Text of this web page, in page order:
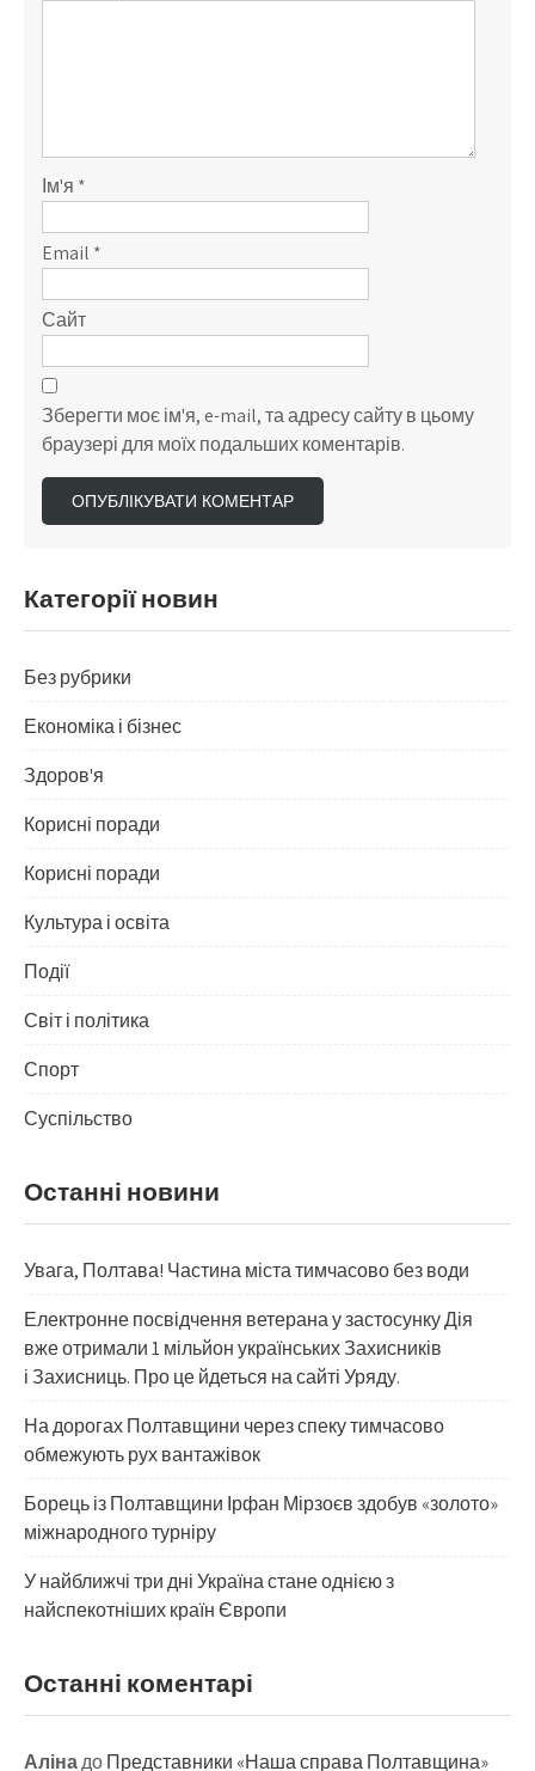
Ім'я *
Email *
Сайт
Зберегти моє ім'я, e-mail, та адресу сайту в цьому
браузері для моїх подальших коментарів.
Категорії новин
Без рубрики
Економіка і бізнес
Здоров'я
Корисні поради
Корисні поради
Культура і освіта
Події
Світ і політика
Спорт
Суспільство
Останні новини
Увага, Полтава! Частина міста тимчасово без води
Електронне посвідчення ветерана у застосунку Дія
вже отримали 1 мільйон українських Захисників
і Захисниць. Про це йдеться на сайті Уряду.
На дорогах Полтавщини через спеку тимчасово
обмежують рух вантажівок
Борець із Полтавщини Ірфан Мірзоєв здобув «золото»
міжнародного турніру
​У найближчі три дні Україна стане однією з
найспекотніших країн Європи
Останні коментарі
АлінадоПредставники «Наша справа Полтавщина»